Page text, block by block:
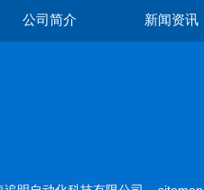
公司简介 新闻资讯